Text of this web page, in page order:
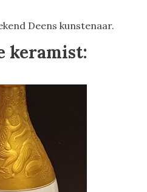
Deens kunstenaar.
keramist: